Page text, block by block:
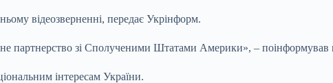
відеозверненні, передає Укрінформ.
партнерство зі Сполученими Штатами Америки», – поінформував
інтересам України.